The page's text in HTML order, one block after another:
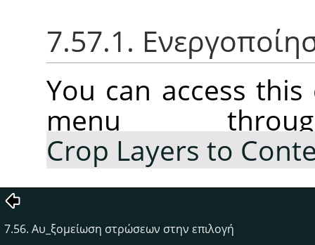
7.57.1.
You can access
menu
Crop Layers to
7.56. Αυ_ξομείωση στρώσεων στην επιλογή